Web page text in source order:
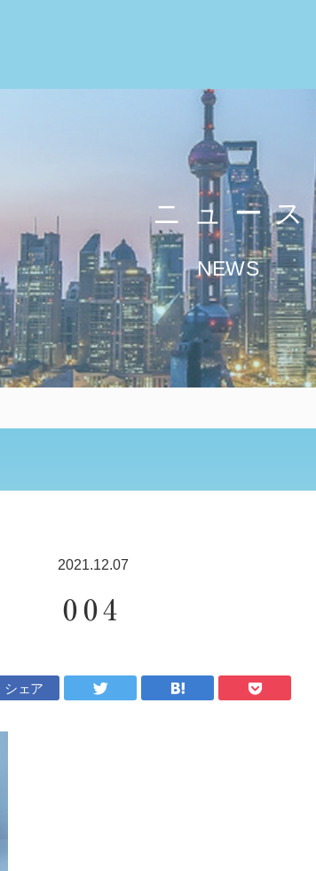
ニュース
NEWS
2021.12.07
004
シェア